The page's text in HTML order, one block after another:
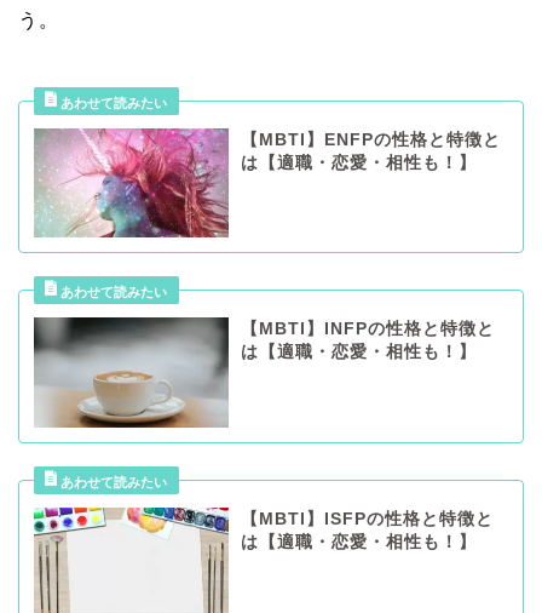
う。
【MBTI】ENFPの性格と特徴と
は【適職・恋愛・相性も！】
【MBTI】INFPの性格と特徴と
は【適職・恋愛・相性も！】
【MBTI】ISFPの性格と特徴と
は【適職・恋愛・相性も！】